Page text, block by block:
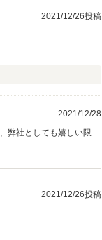
2021/12/26投稿
2021/12/28
弊社としても嬉しい限り
2021/12/26投稿